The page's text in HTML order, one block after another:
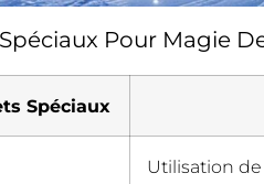
Pour Magie
Spéciaux
Utilisation